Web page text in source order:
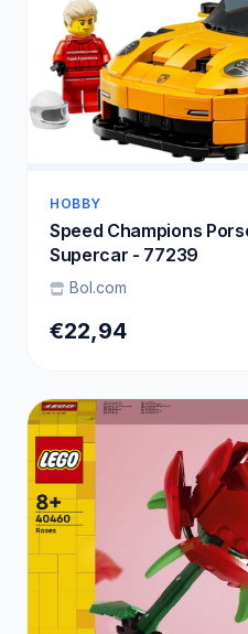
HOBBY
Speed Champions
Supercar - 77239
Bol.com
€22,94